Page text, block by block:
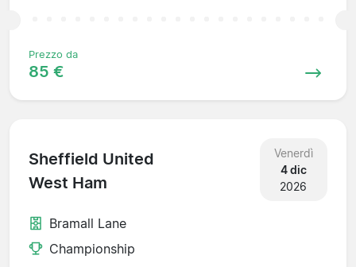
Prezzo da
85 €
Sheffield United
West Ham
Venerdì
4 dic
2026
Bramall Lane
Championship